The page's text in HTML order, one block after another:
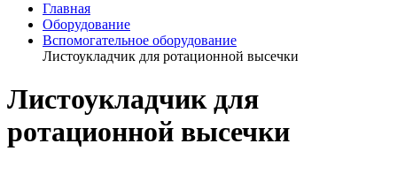
Главная
Оборудование
Вспомогательное оборудование
Листоукладчик для ротационной высечки
Листоукладчик для
ротационной высечки